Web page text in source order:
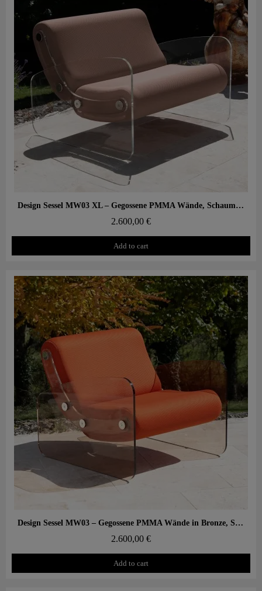
Aperçu rapide Design Sessel MW03 XL – Gegossene PMMA Wände, Schaumstoffsitz
2.600,00 €
Add to cart
Aperçu rapide Design Sessel MW03 – Gegossene PMMA Wände in Bronze, Schaumstoffsitz mit Wabenstruktur
2.600,00 €
Add to cart